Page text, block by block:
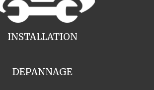
INSTALLATION
DEPANNAGE